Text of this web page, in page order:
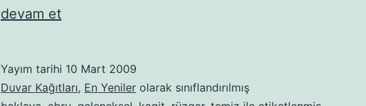
devam etEbru
Yayım tarihi 10 Mart 2009
Duvar Kağıtları, En Yeniler olarak sınıflandırılmış